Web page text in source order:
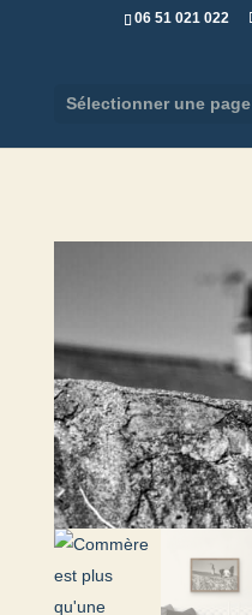
06 51 021 022
Sélectionner une page